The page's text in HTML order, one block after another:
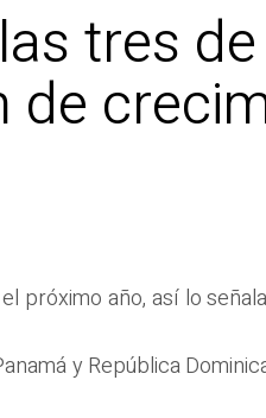
tres de
de
próximo año, así lo
y República